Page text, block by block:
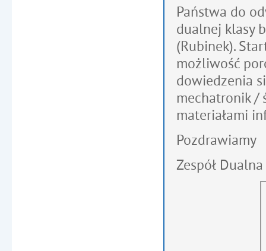
Państwa do
dualnej klasy
(Rubinek).
możliwość
dowiedzenia
mechatronik /
materiałami
Pozdrawiamy
Zespół